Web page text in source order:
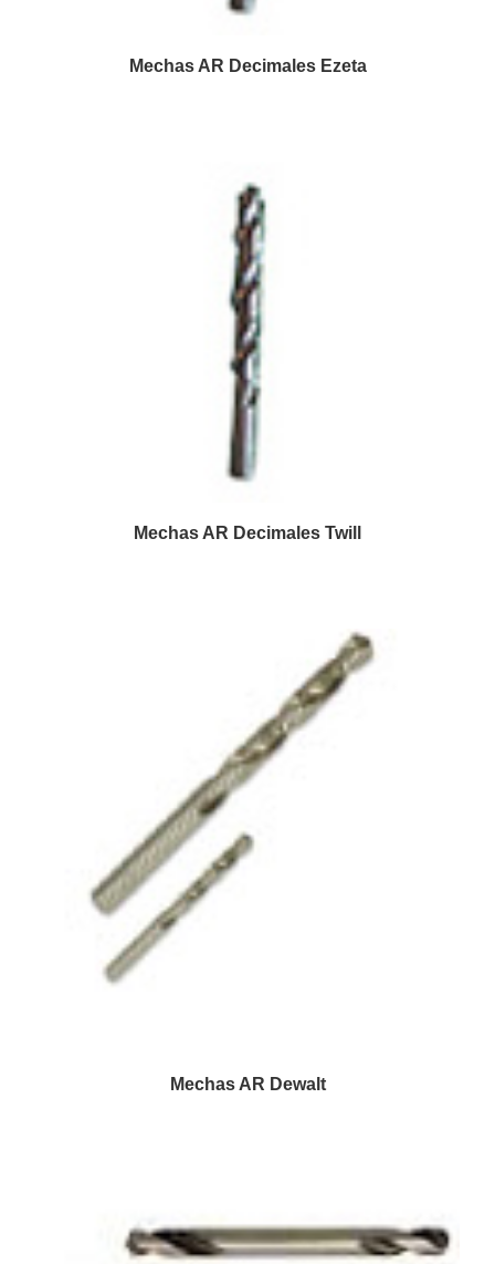
Mechas AR Decimales Ezeta
Mechas AR Decimales Twill
Mechas AR Dewalt